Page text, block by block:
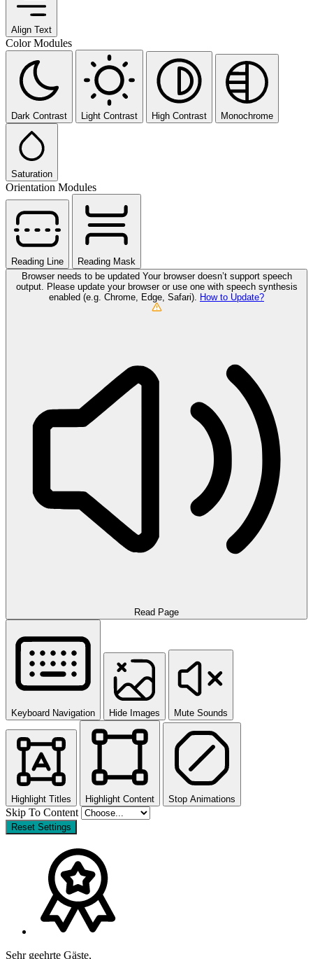
Align Text
Color Modules
Dark Contrast Light Contrast High Contrast Monochrome
Saturation
Orientation Modules
Reading Line
Reading Mask
Browser needs to be updated Your browser doesn’t support speech
output. Please update your browser or use one with speech synthesis
enabled (e.g. Chrome, Edge, Safari). How to Update?
Read Page
Keyboard Navigation Hide Images Mute Sounds
Highlight Titles Highlight Content Stop Animations
Skip To Content
Reset Settings
Sehr geehrte Gäste,